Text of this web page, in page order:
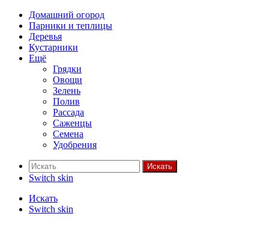
Домашний огород
Парники и теплицы
Деревья
Кустарники
Ещё
Грядки
Овощи
Зелень
Полив
Рассада
Саженцы
Семена
Удобрения
Искать
Switch skin
Искать
Switch skin